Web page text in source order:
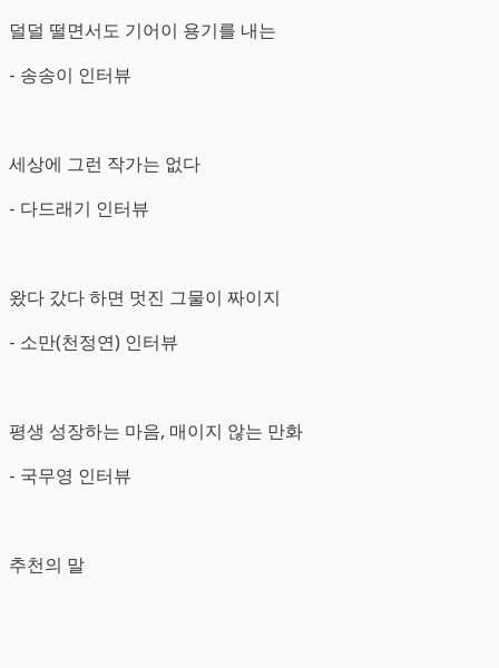
덜덜 떨면서도 기어이 용기를 내는
- 송송이 인터뷰
세상에 그런 작가는 없다
- 다드래기 인터뷰
왔다 갔다 하면 멋진 그물이 짜이지
- 소만(천정연) 인터뷰
평생 성장하는 마음, 매이지 않는 만화
- 국무영 인터뷰
추천의 말